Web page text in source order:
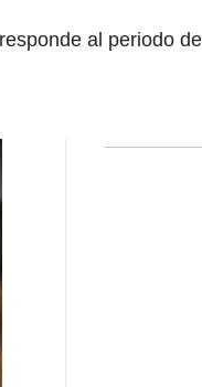
al periodo